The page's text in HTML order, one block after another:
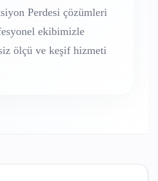
Perdesi çözümleri
ekibimizle
ölçü ve keşif hizmeti